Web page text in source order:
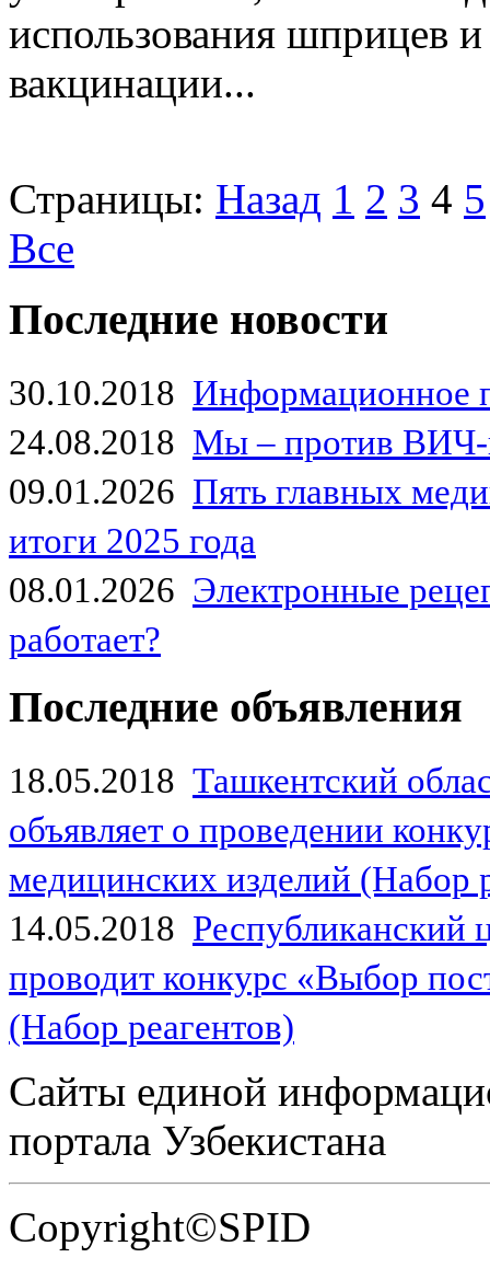
использования шприцев
вакцинации...
Страницы: Назад 1 2 3 4 5
Все
Последние новости
30.10.2018 Информационное
24.08.2018 Мы – против
09.01.2026 Пять главных
итоги 2025 года
08.01.2026 Электронные
работает?
Последние объявления
18.05.2018 Ташкентский
объявляет о проведении
медицинских изделий (Набор
14.05.2018
проводит конкурс «Выбор
(Набор реагентов)
Сайты единой
портала Узбекистана
Copyright©SPID